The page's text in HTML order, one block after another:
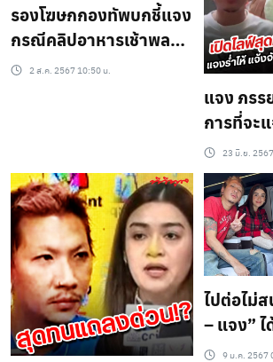
รองโฆษกกองทัพบกชี้แจง
กรณีคลิปอาหารเช้าพล
ทหาร ยอมรับข้อบกพร่อง
2 ส.ค. 2567 10:50 น.
แจง ภรร
การที่จะ
ก็ต้องเจ็บ
23 มิ.ย.
ไปต่อไม่
– แจง”
ป้ายแดง!
9 ม.ค. 2567